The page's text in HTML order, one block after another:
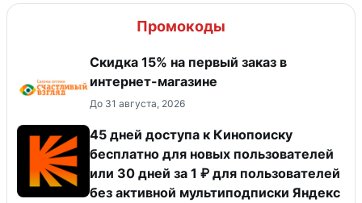
Промокоды
Скидка 15% на первый заказ в
интернет-магазине
До 31 августа, 2026
45 дней доступа к Кинопоиску
бесплатно для новых пользователей
или 30 дней за 1 ₽ для пользователей
без активной мультиподписки Яндекс